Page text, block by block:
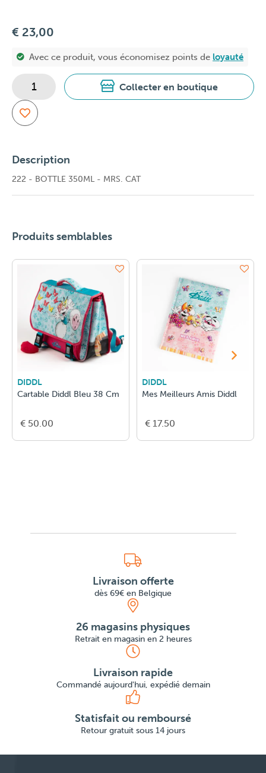
€ 23,00
Avec ce produit, vous économisez points de loyauté
Collecter en boutique
Description
222 - BOTTLE 350ML - MRS. CAT
Produits semblables
DIDDL
Cartable Diddl Bleu 38 Cm
€ 50.00
DIDDL
Mes Meilleurs Amis Diddl
€ 17.50
Livraison offerte
dès 69€ en Belgique
26 magasins physiques
Retrait en magasin en 2 heures
Livraison rapide
Commandé aujourd'hui, expédié demain
Statisfait ou remboursé
Retour gratuit sous 14 jours